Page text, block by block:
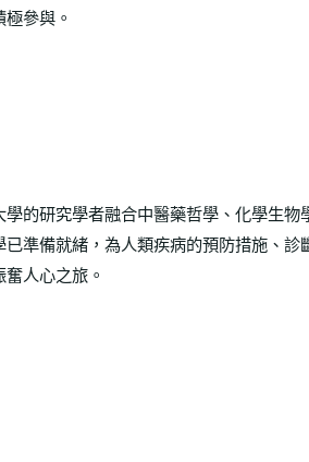
參與。
的研究學者融合中醫藥哲學、化學生物
準備就緒，為人類疾病的預防措施、診
人心之旅。